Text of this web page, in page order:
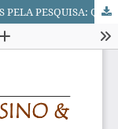
A FORMAÇÃO DE FUTUROS PROFESSORES PELA PESQUISA: QUAIS DESAFIOS?